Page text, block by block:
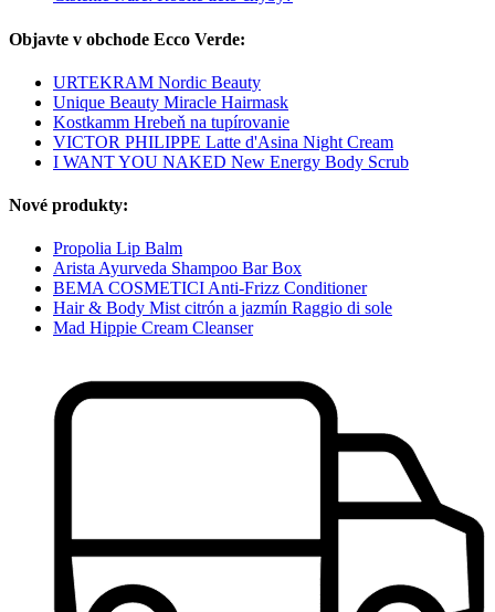
Objavte v obchode Ecco Verde:
URTEKRAM Nordic Beauty
Unique Beauty Miracle Hairmask
Kostkamm Hrebeň na tupírovanie
VICTOR PHILIPPE Latte d'Asina Night Cream
I WANT YOU NAKED New Energy Body Scrub
Nové produkty:
Propolia Lip Balm
Arista Ayurveda Shampoo Bar Box
BEMA COSMETICI Anti-Frizz Conditioner
Hair & Body Mist citrón a jazmín Raggio di sole
Mad Hippie Cream Cleanser